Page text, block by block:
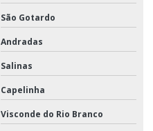
São Gotardo
Andradas
Salinas
Capelinha
Visconde do Rio Branco